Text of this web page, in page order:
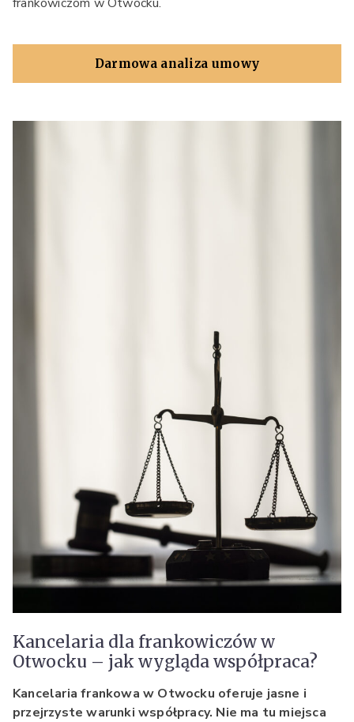
Darmowa analiza umowy
Kancelaria dla frankowiczów w
Otwocku – jak wygląda współpraca?
Kancelaria frankowa w Otwocku oferuje jasne i
przejrzyste warunki współpracy. Nie ma tu miejsca